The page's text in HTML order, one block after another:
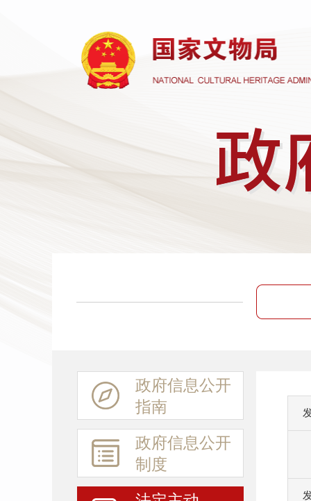
政府信息公开
指南
政府信息公开
制度